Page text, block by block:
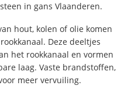
in gans Vlaanderen.
hout, kolen of olie komen
Deze deeltjes
het rookkanaal en vormen
laag. Vaste brandstoffen,
meer vervuiling.